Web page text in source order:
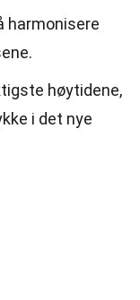
harmonisere
høytidene,
i det nye